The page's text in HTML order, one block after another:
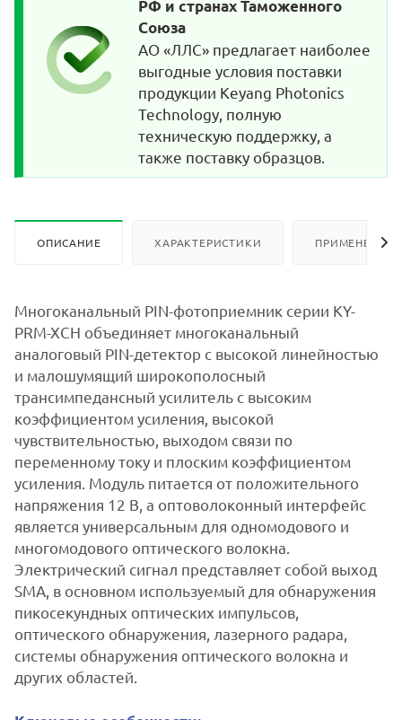
РФ и странах Таможенного
Союза
АО «ЛЛС» предлагает наиболее
выгодные условия поставки
продукции Keyang Photonics
Technology, полную
техническую поддержку, а
также поставку образцов.
ОПИСАНИЕ ХАРАКТЕРИСТИКИ ПРИМЕНЕНИЕ
Многоканальный PIN-фотоприемник серии KY-
PRM-XCH объединяет многоканальный
аналоговый PIN-детектор с высокой линейностью
и малошумящий широкополосный
трансимпедансный усилитель с высоким
коэффициентом усиления, высокой
чувствительностью, выходом связи по
переменному току и плоским коэффициентом
усиления. Модуль питается от положительного
напряжения 12 В, а оптоволоконный интерфейс
является универсальным для одномодового и
многомодового оптического волокна.
Электрический сигнал представляет собой выход
SMA, в основном используемый для обнаружения
пикосекундных оптических импульсов,
оптического обнаружения, лазерного радара,
системы обнаружения оптического волокна и
других областей.